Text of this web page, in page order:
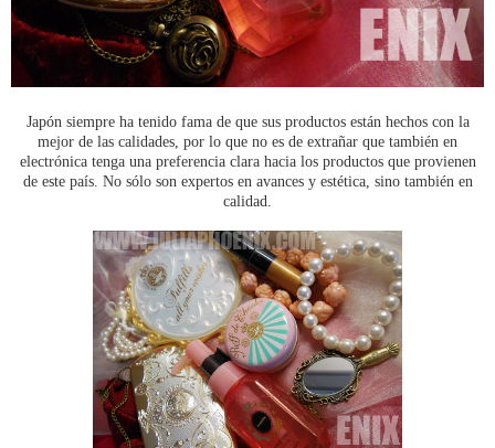
Japón siempre ha tenido fama de que sus productos están hechos con la
mejor de las calidades, por lo que no es de extrañar que también en
electrónica tenga una preferencia clara hacia los productos que provienen
de este país. No sólo son expertos en avances y estética, sino también en
calidad.